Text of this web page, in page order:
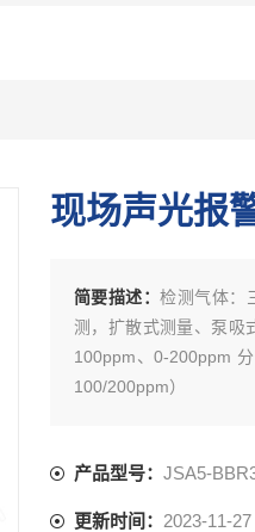
现场声光报
简要描述：检测气体：
测，扩散式测量、泵吸
100ppm、0-200ppm
100/200ppm）
产品型号： JSA5-
更新时间： 2023-11-27